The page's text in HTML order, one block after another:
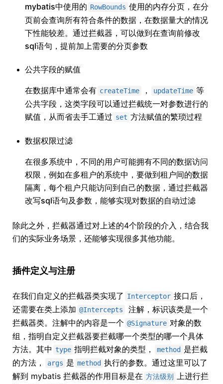
mybatis中使用的 RowBounds 使用的内存分页，在分
页前会查询所有符合条件的数据，在数据量大的情况
下性能较差。通过拦截器，可以做到在查询前修改
sql语句，提前加上需要的分页参数
公共字段的赋值
在数据库中通常会有 createTime ， updateTime 等
公共字段，这类字段可以通过拦截统一对参数进行的
赋值，从而省去手工通过 set 方法赋值的繁琐过程
数据权限过滤
在很多系统中，不同的用户可能拥有不同的数据访问
权限，例如在多租户的系统中，要做到租户间的数据
隔离，每个租户只能访问到自己的数据，通过拦截器
改写sql语句及参数，能够实现对数据的自动过滤
除此之外，拦截器通过对上述的4个阶段的介入，结合我
们的实际业务场景，还能够实现很多其他功能。
插件定义与注册
在我们自定义的拦截器类实现了 Interceptor 接口后，
还需要在类上添加 @Intercepts
注解，标识该类是一个
拦截器类。注解中的内容是一个 @Signature 对象的数
组，指明自定义拦截器要拦截哪一个类型的哪一个具体
方法。其中 type 指明拦截对象的类型， method 是拦截
的方法，
args 是 method 执行的参数。通过这里可以了
解到 mybatis 拦截器的作用目标是在 方法级别 上进行拦